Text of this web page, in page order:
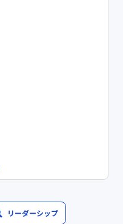
リーダーシップ